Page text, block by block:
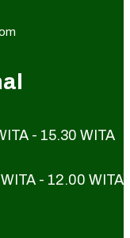
- 15.30 WITA
- 12.00 WITA